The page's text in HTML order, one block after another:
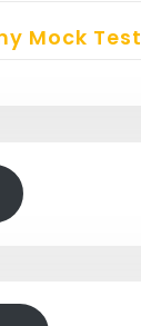
Mock Test